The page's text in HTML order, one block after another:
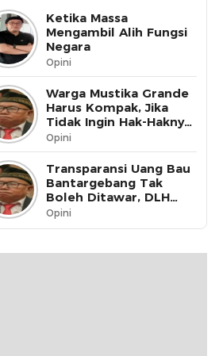
Ketika Massa
Mengambil Alih Fungsi
Negara
Opini
Warga Mustika Grande
Harus Kompak, Jika
Tidak Ingin Hak-Haknya
Dinikmati oleh Pihak
Lain
Opini
Transparansi Uang Bau
Bantargebang Tak
Boleh Ditawar, DLH
Kota Bekasi Harus Buka
Data ke Publik
Opini